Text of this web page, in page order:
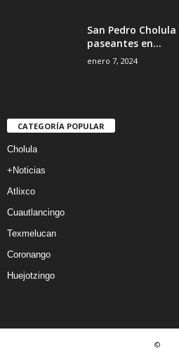
San Pedro
paseantes en...
enero 7, 2024
CATEGORÍA POPULAR
Cholula
+Noticias
Atlixco
Cuautlancingo
Texmelucan
Coronango
Huejotzingo
©